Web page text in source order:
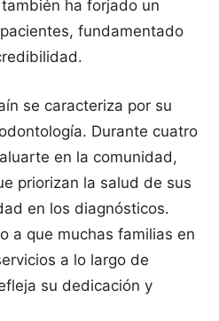
ha forjado un
fundamentado
se caracteriza por su
Durante cuatro
en la comunidad,
priorizan la salud de sus
en los diagnósticos.
a que muchas familias en
a lo largo de
su dedicación y